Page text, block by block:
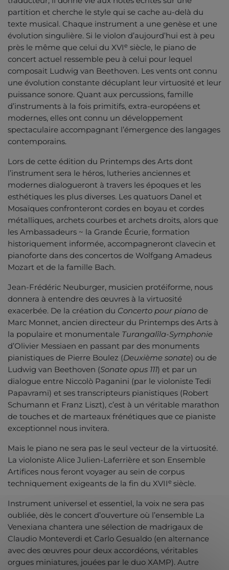
partition et cherche le style qui se cache au-delà du
texte musical. Chaque instrument a une genèse et une
évolution singulière. Si le violon d’aujourd’hui est à peu
près le même que celui du XVIe siècle, le piano de
concert actuel ressemble peu à celui pour lequel
composait Ludwig van Beethoven. Les vents ont connu
une évolution constante décuplant leur virtuosité et leur
puissance sonore. Quant aux percussions, famille
d’instruments à la fois primitifs, extra-européens et
modernes, elles ont connu un développement
spectaculaire accompagnant l’émergence des langages
contemporains.
Lors de cette édition du Printemps des Arts dont
l’instrument sera le héros, lutheries anciennes et
modernes dialogueront à travers les époques et les
esthétiques les plus diverses. Les quatuors Danel et
Mosaïques confronteront cordes en boyau et cordes
métalliques, archets courbes et archets droits, alors que
les Ambassadeurs ~ la Grande Écurie, formation
historiquement informée, accompagneront clavecin et
pianoforte dans des concertos de Wolfgang Amadeus
Mozart et de la famille Bach.
Jean-Frédéric Neuburger, musicien protéiforme, nous
donnera à entendre des œuvres à la virtuosité
exacerbée. De la création du Concerto pour piano de
Marc Monnet, ancien directeur du Printemps des Arts à
la populaire et monumentale Turangalîla-Symphonie
d’Olivier Messiaen en passant par des monuments
pianistiques de Pierre Boulez (Deuxième sonate) ou de
Ludwig van Beethoven (Sonate opus 111) et par un
dialogue entre Niccolò Paganini (par le violoniste Tedi
Papavrami) et ses transcripteurs pianistiques (Robert
Schumann et Franz Liszt), c’est à un véritable marathon
de touches et de marteaux frénétiques que ce pianiste
exceptionnel nous invitera.
Mais le piano ne sera pas le seul vecteur de la virtuosité.
La violoniste Alice Julien-Laferrière et son Ensemble
Artifices nous feront voyager au sein de corpus
techniquement exigeants de la fin du XVIIe siècle.
Instrument universel et essentiel, la voix ne sera pas
oubliée, dès le concert d’ouverture où l’ensemble La
Venexiana chantera une sélection de madrigaux de
Claudio Monteverdi et Carlo Gesualdo (en alternance
avec des œuvres pour deux accordéons, véritables
orgues miniatures, jouées par le duo XAMP). Autre